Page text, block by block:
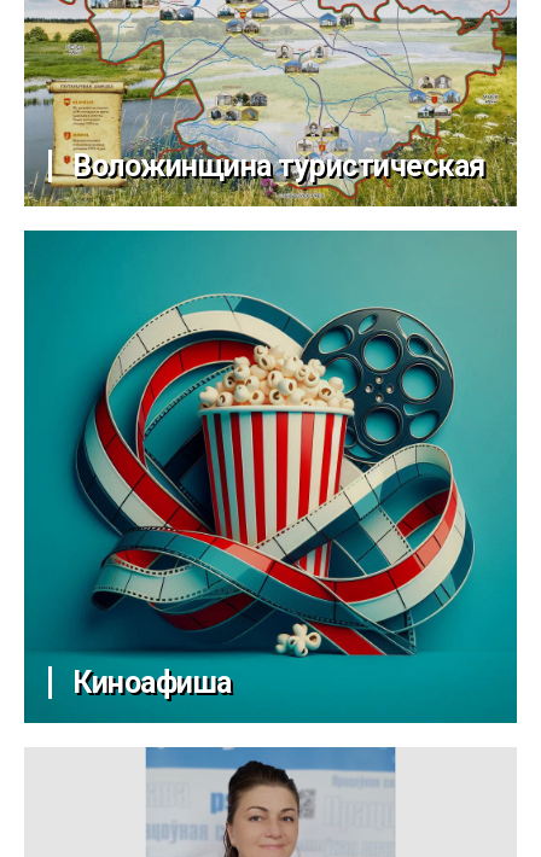
Воложинщина туристическая
Киноафиша